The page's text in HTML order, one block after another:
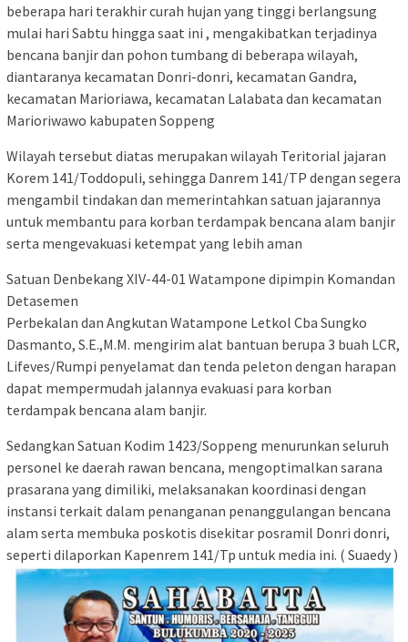
beberapa hari terakhir curah hujan yang tinggi berlangsung
mulai hari Sabtu hingga saat ini , mengakibatkan terjadinya
bencana banjir dan pohon tumbang di beberapa wilayah,
diantaranya kecamatan Donri-donri, kecamatan Gandra,
kecamatan Marioriawa, kecamatan Lalabata dan kecamatan
Marioriwawo kabupaten Soppeng
Wilayah tersebut diatas merupakan wilayah Teritorial jajaran
Korem 141/Toddopuli, sehingga Danrem 141/TP dengan segera
mengambil tindakan dan memerintahkan satuan jajarannya
untuk membantu para korban terdampak bencana alam banjir
serta mengevakuasi ketempat yang lebih aman
Satuan Denbekang XIV-44-01 Watampone dipimpin Komandan
Detasemen
Perbekalan dan Angkutan Watampone Letkol Cba Sungko
Dasmanto, S.E.,M.M. mengirim alat bantuan berupa 3 buah LCR,
Lifeves/Rumpi penyelamat dan tenda peleton dengan harapan
dapat mempermudah jalannya evakuasi para korban
terdampak bencana alam banjir.
Sedangkan Satuan Kodim 1423/Soppeng menurunkan seluruh
personel ke daerah rawan bencana, mengoptimalkan sarana
prasarana yang dimiliki, melaksanakan koordinasi dengan
instansi terkait dalam penanganan penanggulangan bencana
alam serta membuka poskotis disekitar posramil Donri donri,
seperti dilaporkan Kapenrem 141/Tp untuk media ini. ( Suaedy )